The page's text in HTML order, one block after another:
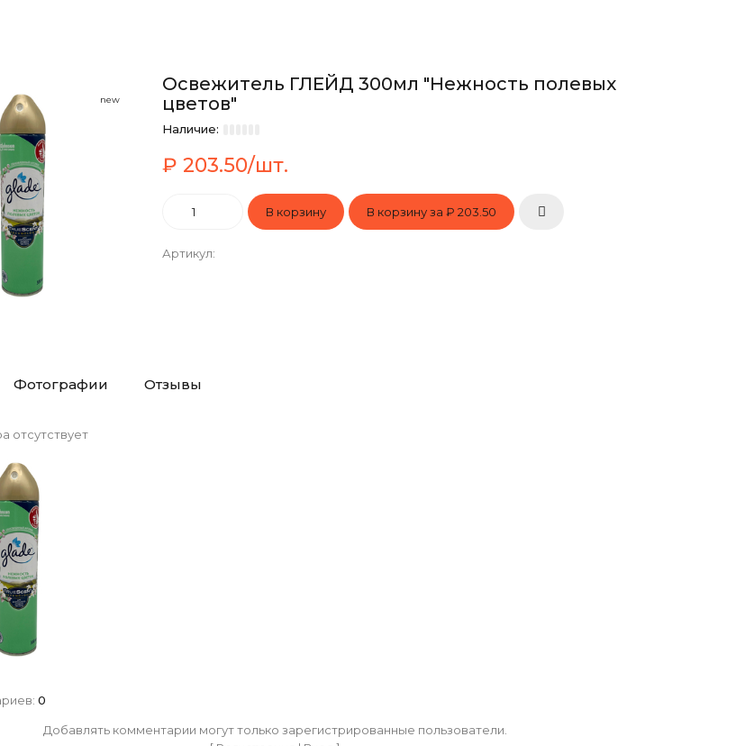
new
Освежитель ГЛЕЙД 300мл "Нежность полевых
цветов"
Наличие:
₽ 203.50/шт.
В корзину за ₽ 203.50
Артикул:
Фотографии Отзывы
отсутствует
:0
Добавлять комментарии могут только зарегистрированные пользователи.